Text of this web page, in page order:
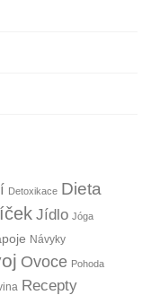
Detoxikace Dieta
Jídlo Jóga
Návyky
Ovoce Pohoda
Recepty